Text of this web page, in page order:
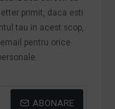
primit, daca esti
tau in acest scop,
pentru orice
ABONARE